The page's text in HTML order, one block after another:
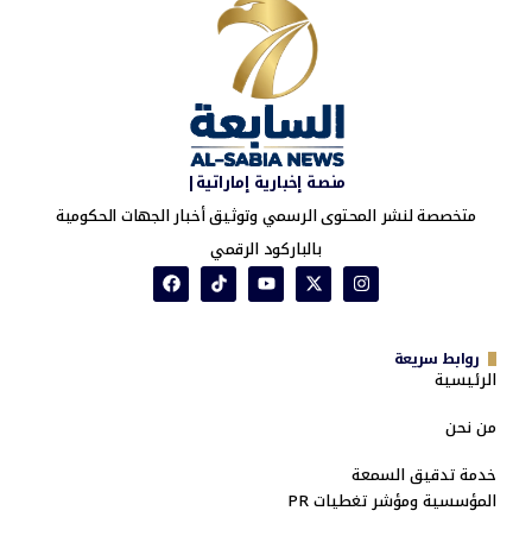
منصة إخبارية إماراتية|
متخصصة لنشر المحتوى الرسمي وتوثيق أخبار الجهات الحكومية
بالباركود الرقمي
روابط سريعة
الرئيسية
من نحن
خدمة تدقيق السمعة
المؤسسية ومؤشر تغطيات PR